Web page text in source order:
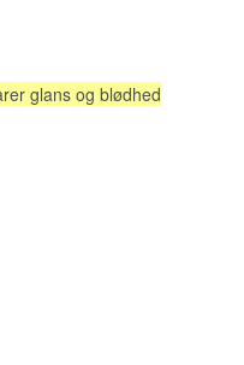
glans og blødhed